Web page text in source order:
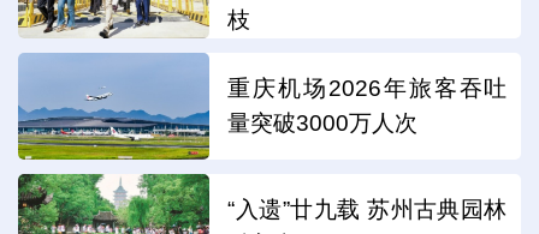
枝
重庆机场2026年旅客吞吐
量突破3000万人次
“入遗”廿九载 苏州古典园林